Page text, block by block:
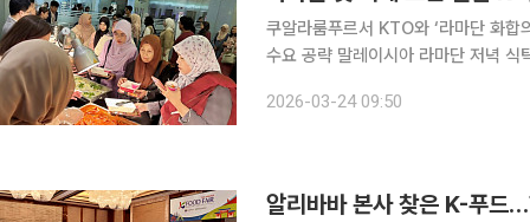
쿠알라룸푸르서 KTO와 ‘라마단 화합
수요 공략 말레이시아 라마단 저녁 식탁에 할랄 인증 K-푸드가 올랐다. 한국농수산식품유통공사
며 K-푸드 수출과 미식관광을 함께
2026-03-24 09:50
알리바바 본사 찾은 K-푸드